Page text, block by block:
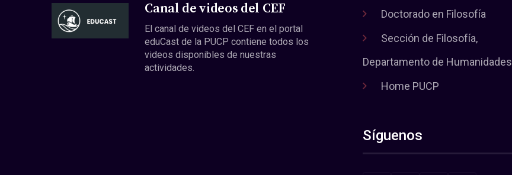
Canal de videos del CEF
El canal de videos del CEF en el portal
eduCast de la PUCP contiene todos los
videos disponibles de nuestras
actividades.
Doctorado en Filosofía
Sección de Filosofía,
Departamento de Humanidades
Home PUCP
Síguenos